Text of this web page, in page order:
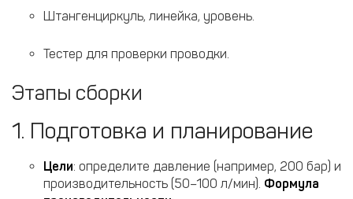
Штангенциркуль, линейка, уровень.
Тестер для проверки проводки.
Этапы сборки
1. Подготовка и планирование
Цели: определите давление (например, 200 бар) и
производительность (50–100 л/мин). Формула